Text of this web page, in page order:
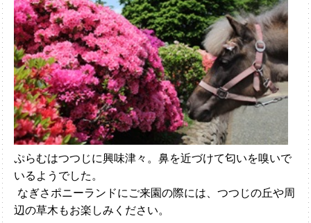
ぷらむはつつじに興味津々。鼻を近づけて匂いを嗅いで
いるようでした。
なぎさポニーランドにご来園の際には、つつじの丘や周
辺の草木もお楽しみください。